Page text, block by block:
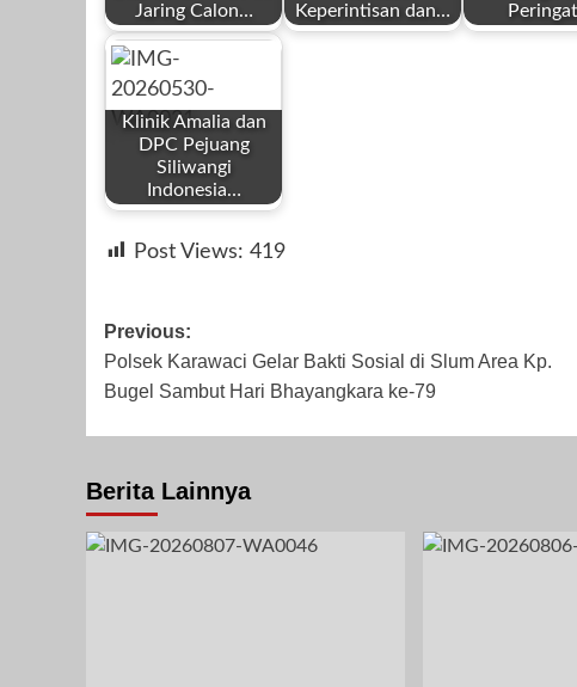
Jaring Calon…
by
Redaksi
November 6,
Keperintisan dan…
Klinik Amalia dan
DPC Pejuang
Siliwangi
Indonesia…
Redaksi
Post Views: 419
Post
navigation
Previous:
Polsek Karawaci Gelar Bakti Sosial di Slum Area Kp.
Bugel Sambut Hari Bhayangkara ke-79
Berita Lainnya